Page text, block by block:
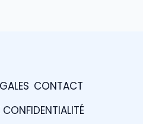
CONTACT